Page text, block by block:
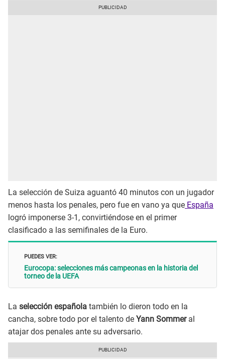
La selección de Suiza aguantó 40 minutos con un jugador
menos hasta los penales, pero fue en vano ya que España
logró imponerse 3-1, convirtiéndose en el primer
clasificado a las semifinales de la Euro.
PUEDES VER:
Eurocopa: selecciones más campeonas en la historia del
torneo de la UEFA
La selección española también lo dieron todo en la
cancha, sobre todo por el talento de Yann Sommeral
atajar dos penales ante su adversario.